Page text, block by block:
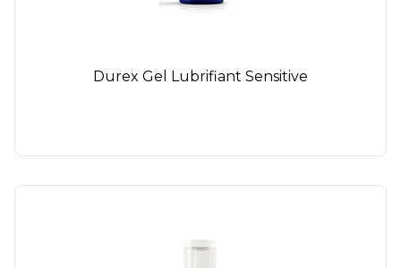
Durex Gel Lubrifiant Sensitive